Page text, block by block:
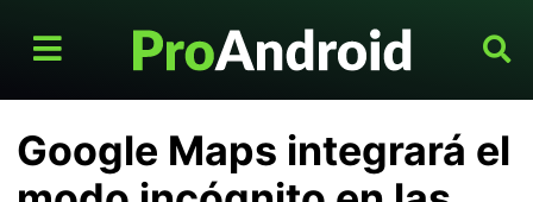
Google Maps integrará el